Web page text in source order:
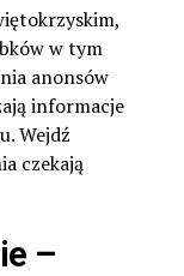
w tym
anonsów
informacje
Wejdź
czekają
–